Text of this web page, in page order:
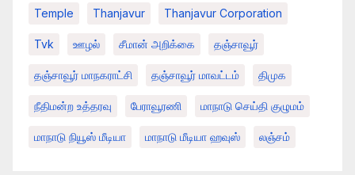
Temple Thanjavur Thanjavur Corporation
Tvk ஊழல் சீமான் அறிக்கை தஞ்சாவூர்
தஞ்சாவூர் மாநகராட்சி தஞ்சாவூர் மாவட்டம் திமுக
நீதிமன்ற உத்தரவு பேராவூரணி மாநாடு செய்தி குழுமம்
மாநாடு நியூஸ் மீடியா மாநாடு மீடியா ஹவுஸ் லஞ்சம்